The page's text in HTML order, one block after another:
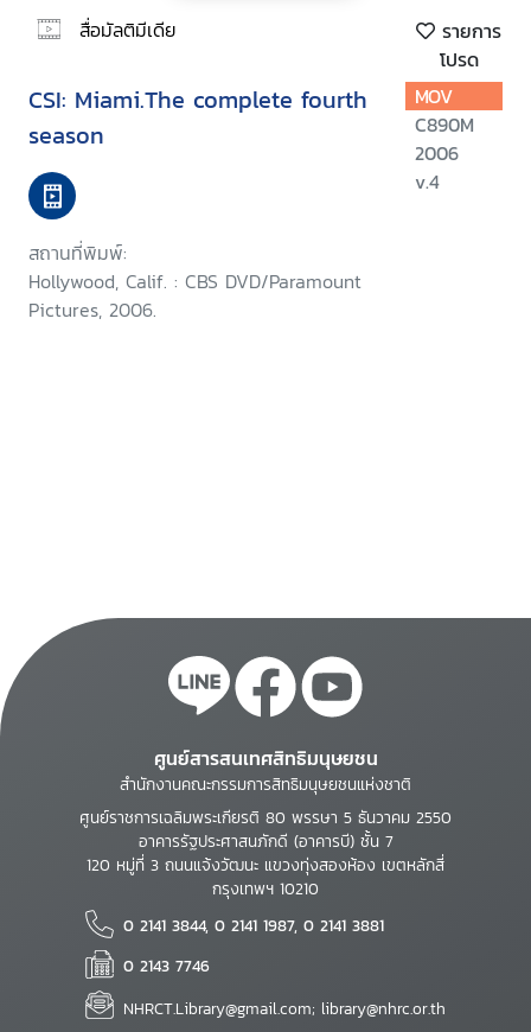
สื่อมัลติมีเดีย
รายการ
โปรด
CSI: Miami.The complete fourth
season
สถานที่พิมพ์:
Hollywood, Calif. : CBS DVD/Paramount
Pictures, 2006.
MOV
C890M
2006
v.4
ศูนย์สารสนเทศสิทธิมนุษยชน
สำนักงานคณะกรรมการสิทธิมนุษยชนแห่งชาติ
ศูนย์ราชการเฉลิมพระเกียรติ 80 พรรษา 5 ธันวาคม 2550
อาคารรัฐประศาสนภักดี (อาคารบี) ชั้น 7
120 หมู่ที่ 3 ถนนแจ้งวัฒนะ แขวงทุ่งสองห้อง เขตหลักสี่
กรุงเทพฯ 10210
0 2141 3844, 0 2141 1987, 0 2141 3881
0 2143 7746
NHRCT.Library@gmail.com; library@nhrc.or.th